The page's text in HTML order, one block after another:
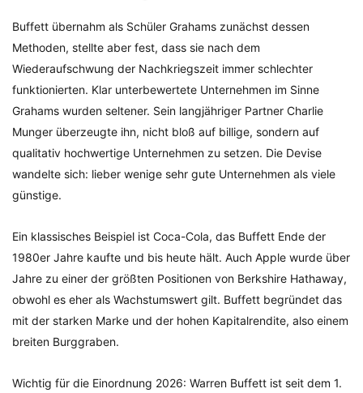
Buffett übernahm als Schüler Grahams zunächst dessen
Methoden, stellte aber fest, dass sie nach dem
Wiederaufschwung der Nachkriegszeit immer schlechter
funktionierten. Klar unterbewertete Unternehmen im Sinne
Grahams wurden seltener. Sein langjähriger Partner Charlie
Munger überzeugte ihn, nicht bloß auf billige, sondern auf
qualitativ hochwertige Unternehmen zu setzen. Die Devise
wandelte sich: lieber wenige sehr gute Unternehmen als viele
günstige.
Ein klassisches Beispiel ist Coca-Cola, das Buffett Ende der
1980er Jahre kaufte und bis heute hält. Auch Apple wurde über
Jahre zu einer der größten Positionen von Berkshire Hathaway,
obwohl es eher als Wachstumswert gilt. Buffett begründet das
mit der starken Marke und der hohen Kapitalrendite, also einem
breiten Burggraben.
Wichtig für die Einordnung 2026: Warren Buffett ist seit dem 1.